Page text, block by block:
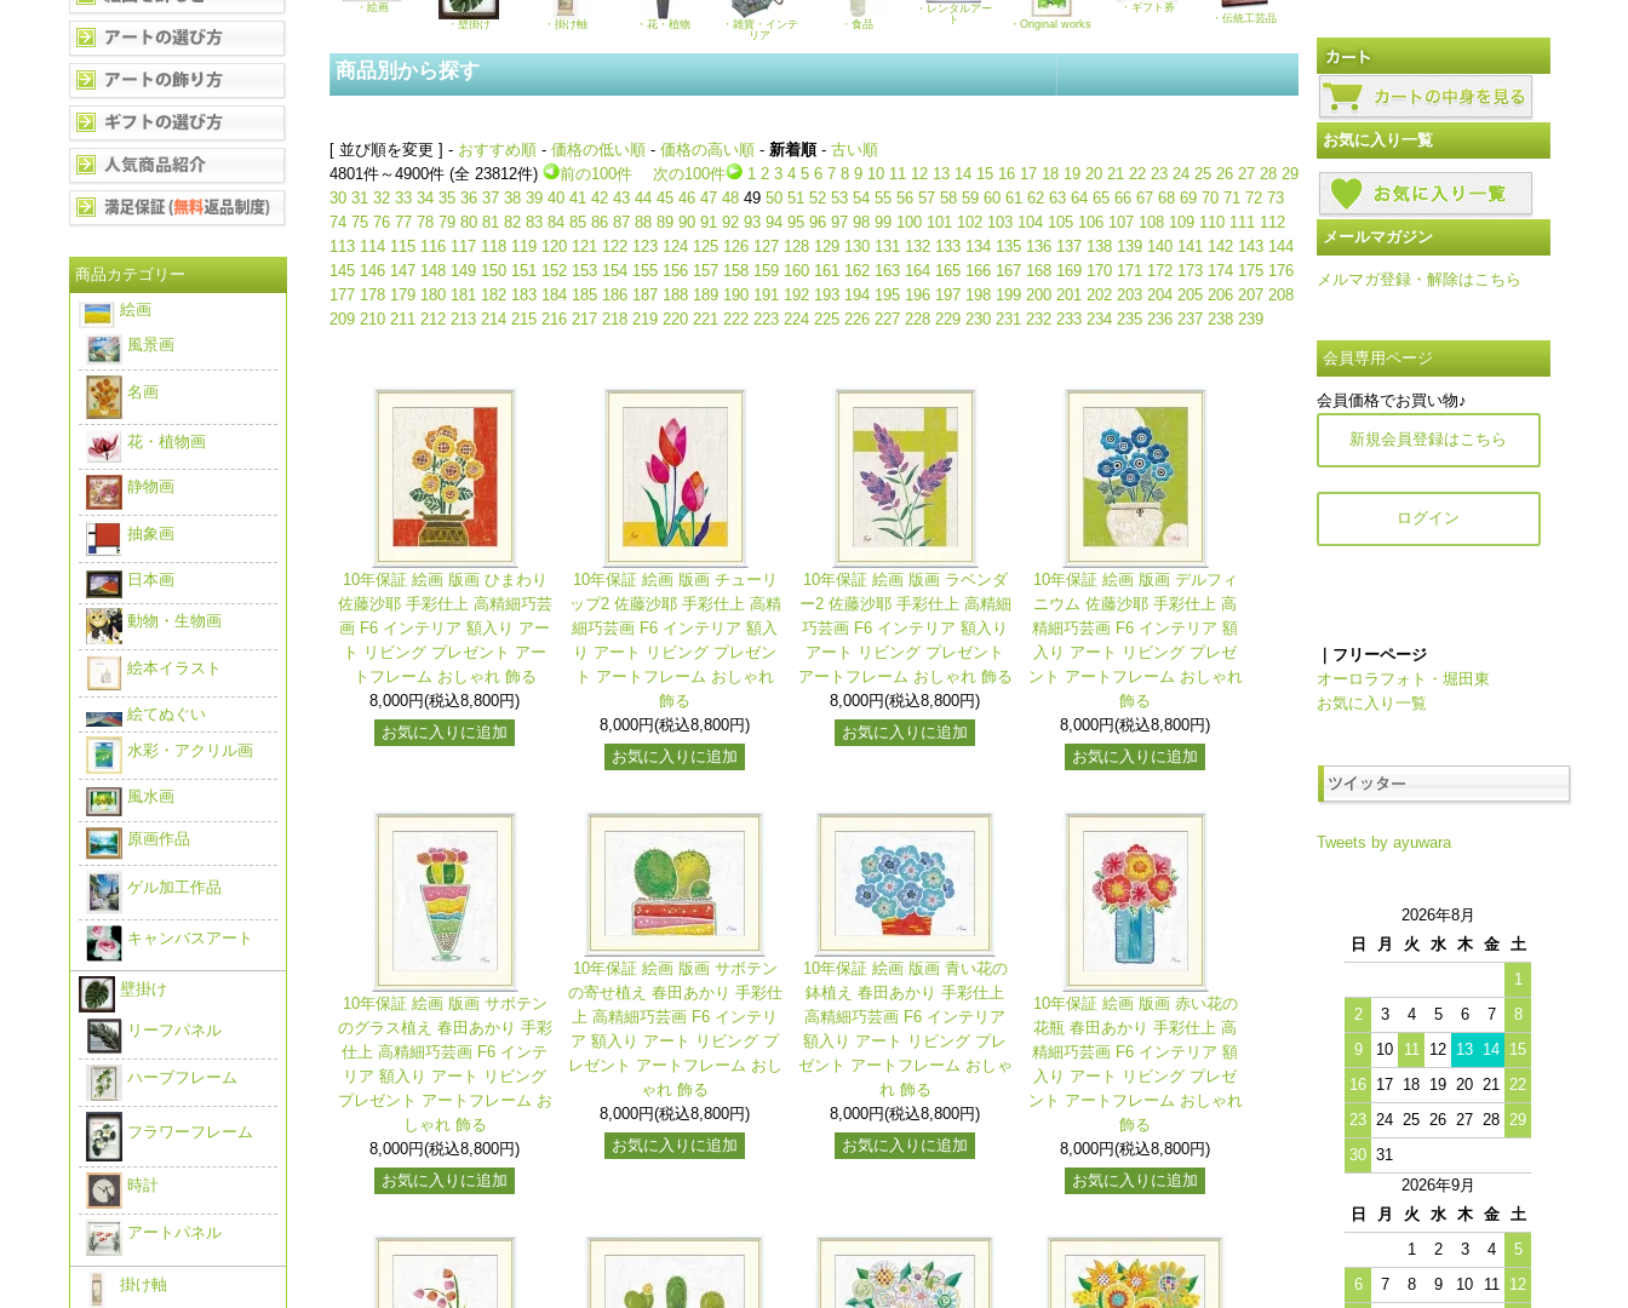
・絵画
・壁掛け
・掛け軸 ・花・植物
・雑貨・インテ
リア
・食品
・レンタルアー
ト
・Original works
・ギフト券
・伝統工芸品
商品別から探す
[ 並び順を変更 ] - おすすめ順 - 価格の低い順 - 価格の高い順 - 新着順- 古い順
4801件～4900件 (全 23812件)
前の100件 次の100件 1 2 3 4 5 6 7 8 9 10 11 12 13 14 15 16 17 18 19 20 21 22 23 24 25 26 27 28 29
30 31 32 33 34 35 36 37 38 39 40 41 42 43 44 45 46 47 48 49 50 51 52 53 54 55 56 57 58 59 60 61 62 63 64 65 66 67 68 69 70 71 72 73
74 75 76 77 78 79 80 81 82 83 84 85 86 87 88 89 90 91 92 93 94 95 96 97 98 99 100 101 102 103 104 105 106 107 108 109 110 111 112
113 114 115 116 117 118 119 120 121 122 123 124 125 126 127 128 129 130 131 132 133 134 135 136 137 138 139 140 141 142 143 144
145 146 147 148 149 150 151 152 153 154 155 156 157 158 159 160 161 162 163 164 165 166 167 168 169 170 171 172 173 174 175 176
177 178 179 180 181 182 183 184 185 186 187 188 189 190 191 192 193 194 195 196 197 198 199 200 201 202 203 204 205 206 207 208
209 210 211 212 213 214 215 216 217 218 219 220 221 222 223 224 225 226 227 228 229 230 231 232 233 234 235 236 237 238 239
10年保証 絵画 版画 ひまわり
佐藤沙耶 手彩仕上 高精細巧芸
画 F6 インテリア 額入り アー
ト リビング プレゼント アー
トフレーム おしゃれ 飾る
8,000円(税込8,800円)
お気に入りに追加
10年保証 絵画 版画 チューリ
ップ2 佐藤沙耶 手彩仕上 高精
細巧芸画 F6 インテリア 額入
り アート リビング プレゼン
ト アートフレーム おしゃれ
飾る
8,000円(税込8,800円)
お気に入りに追加
10年保証 絵画 版画 ラベンダ
ー2 佐藤沙耶 手彩仕上 高精細
巧芸画 F6 インテリア 額入り
アート リビング プレゼント
アートフレーム おしゃれ 飾る
8,000円(税込8,800円)
お気に入りに追加
10年保証 絵画 版画 デルフィ
ニウム 佐藤沙耶 手彩仕上 高
精細巧芸画 F6 インテリア 額
入り アート リビング プレゼ
ント アートフレーム おしゃれ
飾る
8,000円(税込8,800円)
お気に入りに追加
10年保証 絵画 版画 サボテン
のグラス植え 春田あかり 手彩
仕上 高精細巧芸画 F6 インテ
リア 額入り アート リビング
プレゼント アートフレーム お
しゃれ 飾る
8,000円(税込8,800円)
お気に入りに追加
10年保証 絵画 版画 サボテン
の寄せ植え 春田あかり 手彩仕
上 高精細巧芸画 F6 インテリ
ア 額入り アート リビング プ
レゼント アートフレーム おし
ゃれ 飾る
8,000円(税込8,800円)
お気に入りに追加
10年保証 絵画 版画 青い花の
鉢植え 春田あかり 手彩仕上
高精細巧芸画 F6 インテリア
額入り アート リビング プレ
ゼント アートフレーム おしゃ
れ 飾る
8,000円(税込8,800円)
お気に入りに追加
10年保証 絵画 版画 赤い花の
花瓶 春田あかり 手彩仕上 高
精細巧芸画 F6 インテリア 額
入り アート リビング プレゼ
ント アートフレーム おしゃれ
飾る
8,000円(税込8,800円)
お気に入りに追加
商品カテゴリー
絵画
風景画
名画
花・植物画
静物画
抽象画
日本画
動物・生物画
絵本イラスト
絵てぬぐい
水彩・アクリル画
風水画
原画作品
ゲル加工作品
キャンバスアート
壁掛け
リーフパネル
ハーブフレーム
フラワーフレーム
時計
アートパネル
掛け軸
お気に入り一覧
メールマガジン
メルマガ登録・解除はこちら
会員専用ページ
会員価格でお買い物♪
新規会員登録はこちら
ログイン
｜フリーページ
オーロラフォト・堀田東
お気に入り一覧
Tweets by ayuwara
2026年8月
日
月 火 水 木 金
土
1
2
3 4 5 6 7
8
9
10 11 12 13 14 15
16 17 18 19 20 21
22
23 24 25 26 27 28 29
30 31
2026年9月
日
月 火 水 木 金
土
1
2 3 4
5
6
7 8 9 10 11
12